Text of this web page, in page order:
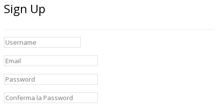
Sign Up